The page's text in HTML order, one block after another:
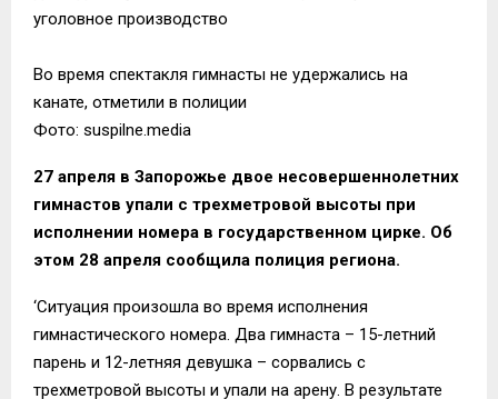
Во время спектакля гимнасты не удержались на
канате, отметили в полиции
Фото: suspilne.media
27 апреля в Запорожье двое несовершеннолетних
гимнастов упали с трехметровой высоты при
исполнении номера в государственном цирке. Об
этом 28 апреля сообщила полиция региона.
‘Ситуация произошла во время исполнения
гимнастического номера. Два гимнаста – 15-летний
парень и 12-летняя девушка – сорвались с
трехметровой высоты и упали на арену. В результате